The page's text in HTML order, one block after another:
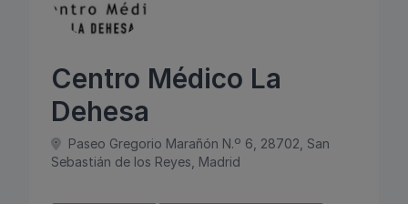
Centro Médico La
Dehesa
Paseo Gregorio Marañón N.º 6, 28702, San
Sebastián de los Reyes, Madrid